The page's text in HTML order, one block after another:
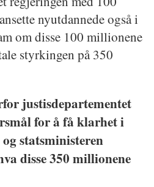
nyutdannede også i
om disse 100 millionene
styrkingen på 350
justisdepartementet
for å få klarhet i
statsministeren
disse 350 millionene